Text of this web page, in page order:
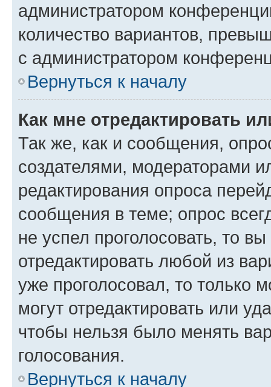
администратором
количество вариантов,
с администратором
Вернуться к началу
Как мне отредактировать
Так же, как и сообщения,
создателями, модераторами
редактирования опроса
сообщения в теме; опрос
не успел проголосовать, то
отредактировать любой из
уже проголосовал, то только
могут отредактировать или
чтобы нельзя было менять
голосования.
Вернуться к началу